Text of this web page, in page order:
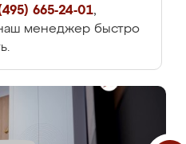
665-24-01,
менеджер быстро